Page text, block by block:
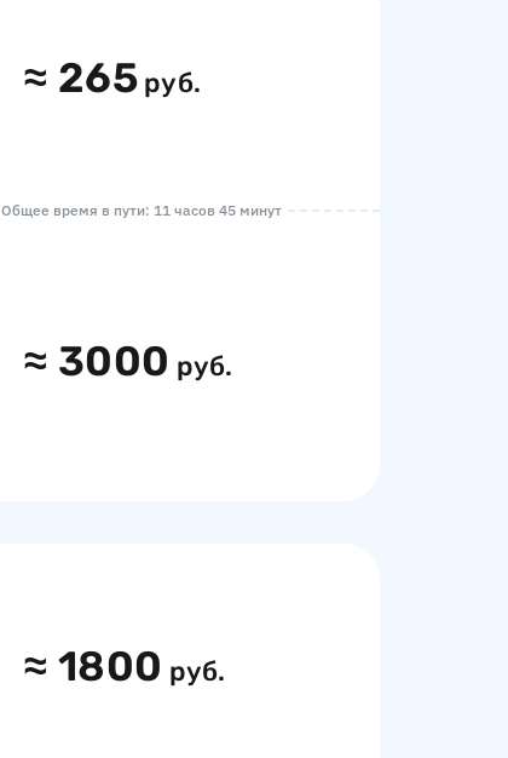
≈ 265 руб.
Общее время в пути: 11 часов 45 минут
≈ 3000 руб.
≈1800 руб.